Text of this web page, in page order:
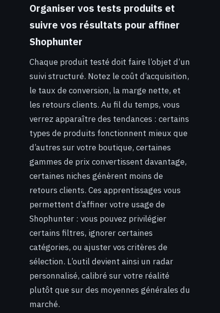
Organiser vos tests produits et
suivre vos résultats pour affiner
Shophunter
Chaque produit testé doit faire l’objet d’un
suivi structuré. Notez le coût d’acquisition,
le taux de conversion, la marge nette, et
les retours clients. Au fil du temps, vous
verrez apparaître des tendances : certains
types de produits fonctionnent mieux que
d’autres sur votre boutique, certaines
gammes de prix convertissent davantage,
certaines niches génèrent moins de
retours clients. Ces apprentissages vous
permettent d’affiner votre usage de
Shophunter : vous pouvez privilégier
certains filtres, ignorer certaines
catégories, ou ajuster vos critères de
sélection. L’outil devient ainsi un radar
personnalisé, calibré sur votre réalité
plutôt que sur des moyennes générales du
marché.